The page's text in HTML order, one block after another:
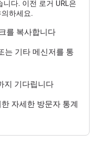
다. 이전 로거 URL은
하세요.
를 복사합니다
는 기타 메신저를 통
지 기다립니다
자세한 방문자 통계